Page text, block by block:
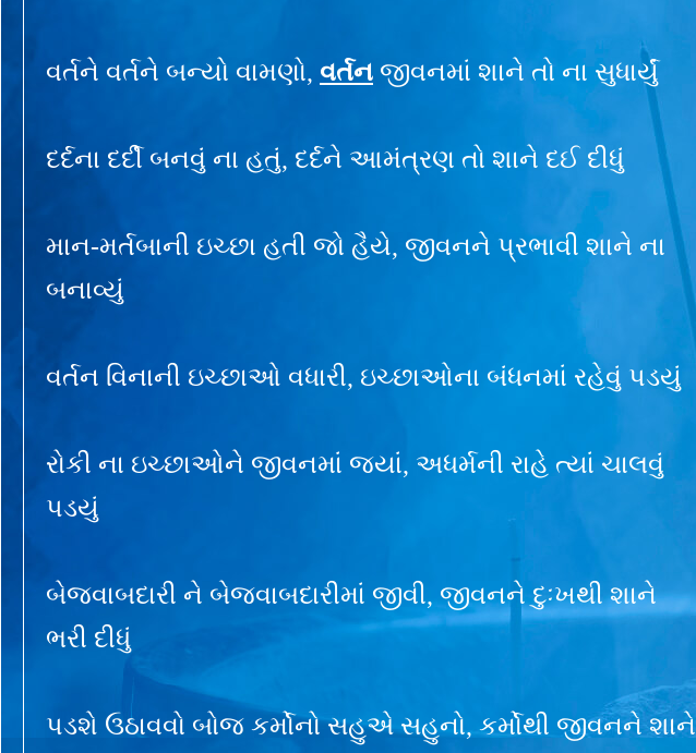
વર્તને વર્તને બન્યો વામણો, વર્તન જીવનમાં શાને તો ના સુધાર્યું
દર્દના દર્દી બનવું ના હતું, દર્દને આમંત્રણ તો શાને દઈ દીધું
માન-મર્તબાની ઇચ્છા હતી જો હૈયે, જીવનને પ્રભાવી શાને ના
બનાવ્યું
વર્તન વિનાની ઇચ્છાઓ વધારી, ઇચ્છાઓના બંધનમાં રહેવું પડયું
રોકી ના ઇચ્છાઓને જીવનમાં જ્યાં, અધર્મની રાહે ત્યાં ચાલવું
પડયું
બેજવાબદારી ને બેજવાબદારીમાં જીવી, જીવનને દુઃખથી શાને
ભરી દીધું
પડશે ઉઠાવવો બોજ કર્મોનો સહુએ સહુનો, કર્મોથી જીવનને શાને